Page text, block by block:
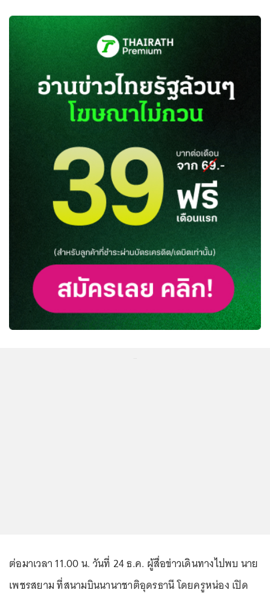
ต่อมาเวลา 11.00 น. วันที่ 24 ธ.ค. ผู้สื่อข่าวเดินทางไปพบ นาย
เพชรสยาม ที่สนามบินนานาชาติอุดรธานี โดยครูหน่อง เปิด